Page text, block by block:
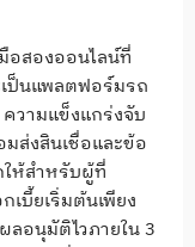
อสองออนไลน์ที่
ป็นแพลตฟอร์มรถ
วามแข็งแกร่งจับ
ส่งสินเชื่อและข้อ
ให้สำหรับผู้ที่
บี้ยเริ่มต้นเพียง
อนุมัติไวภายใน 3